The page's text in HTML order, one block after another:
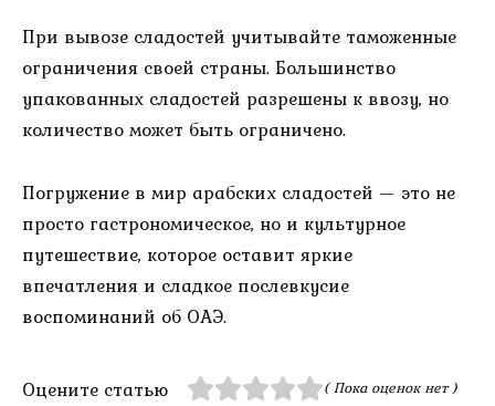
При вывозе сладостей учитывайте таможенные
ограничения своей страны. Большинство
упакованных сладостей разрешены к ввозу, но
количество может быть ограничено.
Погружение в мир арабских сладостей — это не
просто гастрономическое, но и культурное
путешествие, которое оставит яркие
впечатления и сладкое послевкусие
воспоминаний об ОАЭ.
Оцените статью ( Пока оценок нет )